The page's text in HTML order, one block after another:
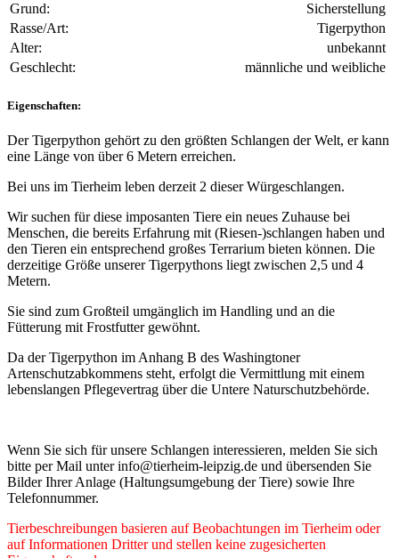
Grund:
Sicherstellung
Rasse/Art:
Tigerpython
Alter:
unbekannt
Geschlecht:
männliche und weibliche
Eigenschaften:
Der Tigerpython gehört zu den größten Schlangen der Welt, er kann
eine Länge von über 6 Metern erreichen.
Bei uns im Tierheim leben derzeit 2 dieser Würgeschlangen.
Wir suchen für diese imposanten Tiere ein neues Zuhause bei
Menschen, die bereits Erfahrung mit (Riesen-)schlangen haben und
den Tieren ein entsprechend großes Terrarium bieten können. Die
derzeitige Größe unserer Tigerpythons liegt zwischen 2,5 und 4
Metern.
Sie sind zum Großteil umgänglich im Handling und an die
Fütterung mit Frostfutter gewöhnt.
Da der Tigerpython im Anhang B des Washingtoner
Artenschutzabkommens steht, erfolgt die Vermittlung mit einem
lebenslangen Pflegevertrag über die Untere Naturschutzbehörde.
Wenn Sie sich für unsere Schlangen interessieren, melden Sie sich
bitte per Mail unter info@tierheim-leipzig.de und übersenden Sie
Bilder Ihrer Anlage (Haltungsumgebung der Tiere) sowie Ihre
Telefonnummer.
Tierbeschreibungen basieren auf Beobachtungen im Tierheim oder
auf Informationen Dritter und stellen keine zugesicherten